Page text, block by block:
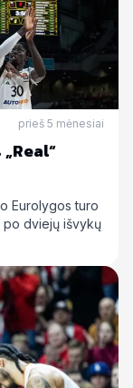
prieš 5 mėnesiai
Eurolygos turo
po dviejų išvykų